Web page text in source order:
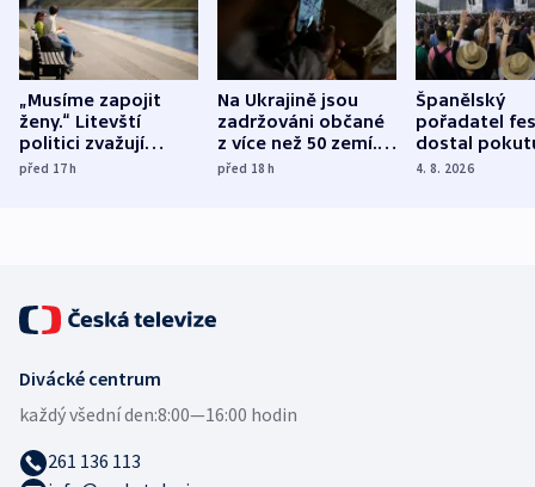
„Musíme zapojit
ženy.“ Litevští
politici zvažují
dohodu o
před 17h
Na Ukrajině jsou
zadržováni občané
z více než 50 zemí.
Bojovali na straně
před 18h
Španělský
pořadatel
dostal
nekalé
4. 8. 2026
Divácké centrum
každý všední den:8:00—16:00 hodin
261 136 113